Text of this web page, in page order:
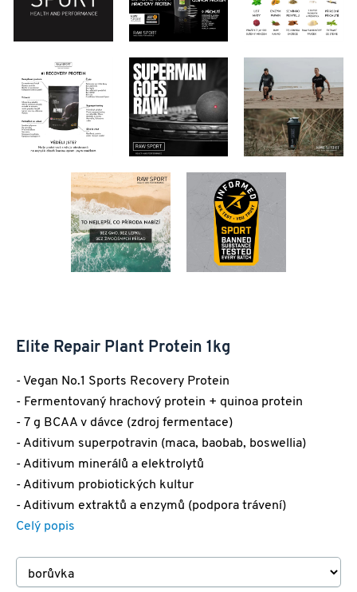
Elite Repair Plant Protein 1kg
- Vegan No.1 Sports Recovery Protein
- Fermentovaný hrachový protein + quinoa protein
- 7 g BCAA v dávce (zdroj fermentace)
- Aditivum superpotravin (maca, baobab, boswellia)
- Aditivum minerálů a elektrolytů
- Aditivum probiotických kultur
- Aditivum extraktů a enzymů (podpora trávení)
Celý popis